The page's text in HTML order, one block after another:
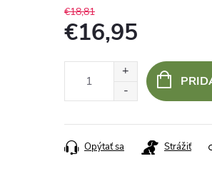
€18,81
€16,95
Opýtať sa Strážiť